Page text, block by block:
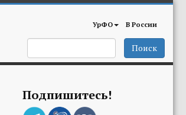
УрФО В России
Поиск
Подпишитесь!